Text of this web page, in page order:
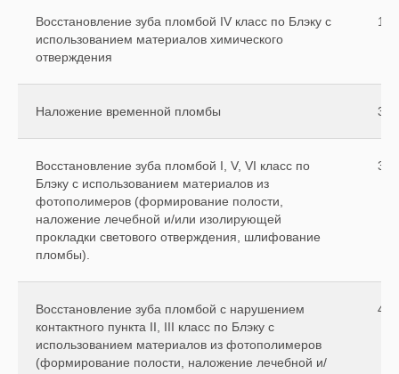
Восстановление зуба пломбой IV класс по Блэку с
использованием материалов химического
отверждения
Наложение временной пломбы
Восстановление зуба пломбой I, V, VI класс по
Блэку с использованием материалов из
фотополимеров (формирование полости,
наложение лечебной и/или изолирующей
прокладки светового отверждения, шлифование
пломбы).
Восстановление зуба пломбой с нарушением
контактного пункта II, III класс по Блэку с
использованием материалов из фотополимеров
(формирование полости, наложение лечебной и/